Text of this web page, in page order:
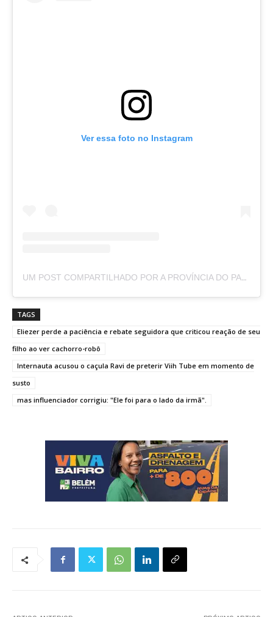
Ver essa foto no Instagram
UM POST COMPARTILHADO POR A PROVÍNCIA DO PARÁ (@APROVINCIADOPARA)
TAGS
Eliezer perde a paciência e rebate seguidora que criticou reação de seu
filho ao ver cachorro-robô
Internauta acusou o caçula Ravi de preterir Viih Tube em momento de
susto
mas influenciador corrigiu: "Ele foi para o lado da irmã".